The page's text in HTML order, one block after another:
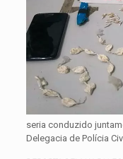
seria conduzido
Delegacia de Polícia